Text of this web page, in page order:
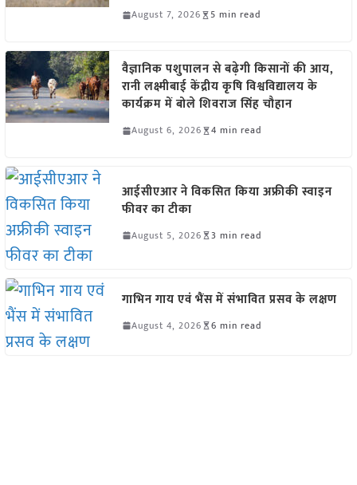
August 7, 2026 5 min read
वैज्ञानिक पशुपालन से बढ़ेगी किसानों की आय,
रानी लक्ष्मीबाई केंद्रीय कृषि विश्वविद्यालय के
कार्यक्रम में बोले शिवराज सिंह चौहान
August 6, 2026 4 min read
आईसीएआर ने विकसित किया अफ्रीकी स्वाइन
फीवर का टीका
August 5, 2026 3 min read
गाभिन गाय एवं भैंस में संभावित प्रसव के लक्षण
August 4, 2026 6 min read